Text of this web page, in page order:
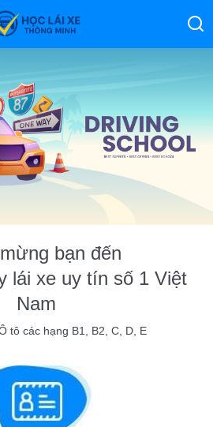
bạn đến
lái xe uy tín số 1 Việt
Nam
tô các hạng B1, B2, C, D, E